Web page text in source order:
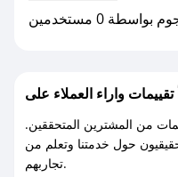
من المشترين المتحققين.
حول خدمتنا وتعلم من
تجاربهم.